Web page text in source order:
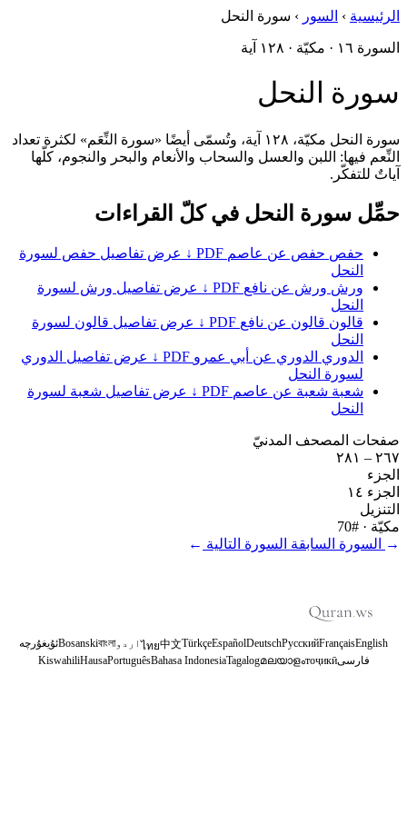
الرئيسية › السور › سورة النحل
السورة ١٦ · مكيّة · ١٢٨ آية
سورة النحل
سورة النحل مكيّة، ١٢٨ آية، وتُسمّى أيضًا «سورة النِّعَم» لكثرة تعداد
النِّعم فيها: اللبن والعسل والسحاب والأنعام والبحر والنجوم، كلّها
آياتٌ للتفكّر.
حمِّل سورة النحل في كلّ القراءات
حفص حفص عن عاصم PDF ↓
عرض تفاصيل حفص لسورة
النحل
ورش ورش عن نافع PDF ↓
عرض تفاصيل ورش لسورة
النحل
قالون قالون عن نافع PDF ↓
عرض تفاصيل قالون لسورة
النحل
الدوري الدوري عن أبي عمرو PDF ↓
عرض تفاصيل الدوري
لسورة النحل
شعبة شعبة عن عاصم PDF ↓
عرض تفاصيل شعبة لسورة
النحل
صفحات المصحف المدنيّ
٢٦٧ – ٢٨١
الجزء
الجزء ١٤
التنزيل
مكيّة · #70
←
السورة السابقة السورة التالية →
English
Français
Русский
Deutsch
Español
Türkçe
中文
ไทยاردوবাংলা
Bosanskiئۇيغۇرچە
فارسیтоҷикӣ
മലയാളം
Tagalog
Bahasa Indonesia
Português
Hausa
Kiswahili